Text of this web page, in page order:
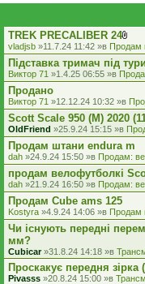
TREK PRECALIBER 24
В
к
л
а
д
н
н
я
vladjsb »11.7.24 11:42 »в Продам
Підставка тримач під
Виктор 71 »1.4.25 06:55 »в
Продано
Виктор 71 »12.12.24 10:32 »в
Scott Scale 950 (М) 2020
OldFriend »25.9.24 15:15 »в
Продам штани endura m
dah »24.9.24 15:50 »в Продам:
продам велофутболкі
dah »21.9.24 16:50 »в Продам:
Продам Cube ams 125
Kostyra »4.9.24 14:06 »в Продам
Чи існують передні
мм?
Cubicar»31.8.24 14:18 »в
Проскакує передня зірка
Pivasss »20.8.24 15:00 »в